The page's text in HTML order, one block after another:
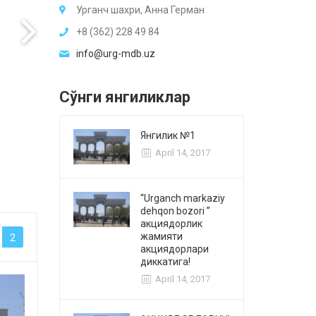
2
Урганч шахри, Анна Герман
+8 (362) 228 49 84
info@urg-mdb.uz
Сўнги янгиликлар
Янгилик №1
April 14, 2017
“Urganch markaziy
dehqon bozori ”
акциядорлик
жамияти
акциядорлари
диккатига!
April 14, 2017